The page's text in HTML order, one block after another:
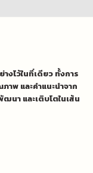
ไว้ในที่เดียว ทั้งการ
พ และคำแนะนำจาก
า และเติบโตในเส้น